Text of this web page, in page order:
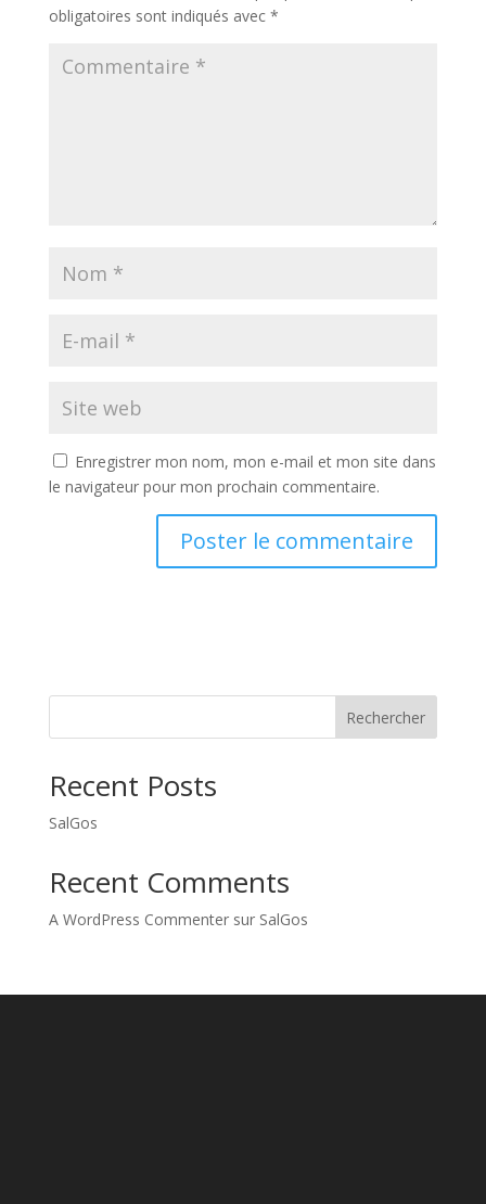
obligatoires sont indiqués avec *
Enregistrer mon nom, mon e-mail et mon site dans
le navigateur pour mon prochain commentaire.
e
Rechercher
Recent Posts
SalGos
Recent Comments
A WordPress Commentersur SalGos